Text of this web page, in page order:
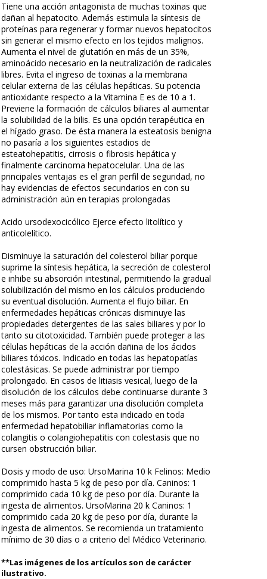
Tiene una acción antagonista de muchas toxinas que
dañan al hepatocito. Además estimula la síntesis de
proteínas para regenerar y formar nuevos hepatocitos
sin generar el mismo efecto en los tejidos malignos.
Aumenta el nivel de glutatión en más de un 35%,
aminoácido necesario en la neutralización de radicales
libres. Evita el ingreso de toxinas a la membrana
celular externa de las células hepáticas. Su potencia
antioxidante respecto a la Vitamina E es de 10 a 1.
Previene la formación de cálculos biliares al aumentar
la solubilidad de la bilis. Es una opción terapéutica en
el hígado graso. De ésta manera la esteatosis benigna
no pasaría a los siguientes estadios de
esteatohepatitis, cirrosis o fibrosis hepática y
finalmente carcinoma hepatocelular. Una de las
principales ventajas es el gran perfil de seguridad, no
hay evidencias de efectos secundarios en con su
administración aún en terapias prolongadas
Acido ursodexocicólico Ejerce efecto litolítico y
anticolelítico.
Disminuye la saturación del colesterol biliar porque
suprime la síntesis hepática, la secreción de colesterol
e inhibe su absorción intestinal, permitiendo la gradual
solubilización del mismo en los cálculos produciendo
su eventual disolución. Aumenta el flujo biliar. En
enfermedades hepáticas crónicas disminuye las
propiedades detergentes de las sales biliares y por lo
tanto su citotoxicidad. También puede proteger a las
células hepáticas de la acción dañina de los ácidos
biliares tóxicos. Indicado en todas las hepatopatías
colestásicas. Se puede administrar por tiempo
prolongado. En casos de litiasis vesical, luego de la
disolución de los cálculos debe continuarse durante 3
meses más para garantizar una disolución completa
de los mismos. Por tanto esta indicado en toda
enfermedad hepatobiliar inflamatorias como la
colangitis o colangiohepatitis con colestasis que no
cursen obstrucción biliar.
Dosis y modo de uso: UrsoMarina 10 k Felinos: Medio
comprimido hasta 5 kg de peso por día. Caninos: 1
comprimido cada 10 kg de peso por día. Durante la
ingesta de alimentos. UrsoMarina 20 k Caninos: 1
comprimido cada 20 kg de peso por día, durante la
ingesta de alimentos. Se recomienda un tratamiento
mínimo de 30 días o a criterio del Médico Veterinario.
**Las imágenes de los artículos son de carácter
ilustrativo.